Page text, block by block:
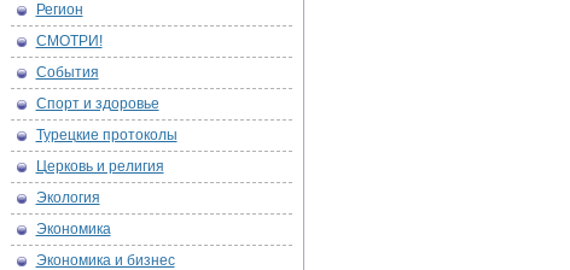
Регион
СМОТРИ!
События
Спорт и здоровье
Турецкие протоколы
Церковь и религия
Экология
Экономика
Экономика и бизнес